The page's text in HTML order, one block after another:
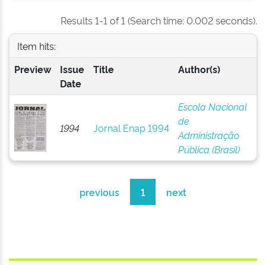
Results 1-1 of 1 (Search time: 0.002 seconds).
Item hits:
Preview
Issue
Date
Title Author(s)
1994 Jornal Enap 1994
Escola Nacional
de
Administração
Pública (Brasil)
previous 1 next